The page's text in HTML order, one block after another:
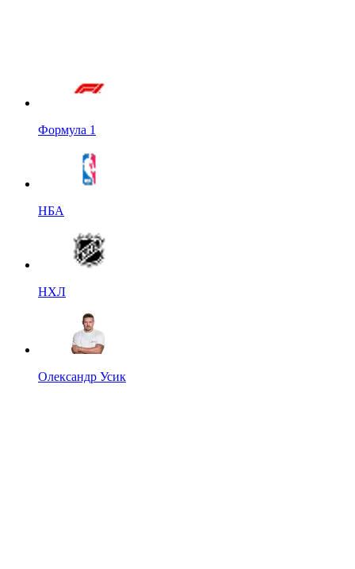
Формула 1
НБА
НХЛ
Олександр Усик